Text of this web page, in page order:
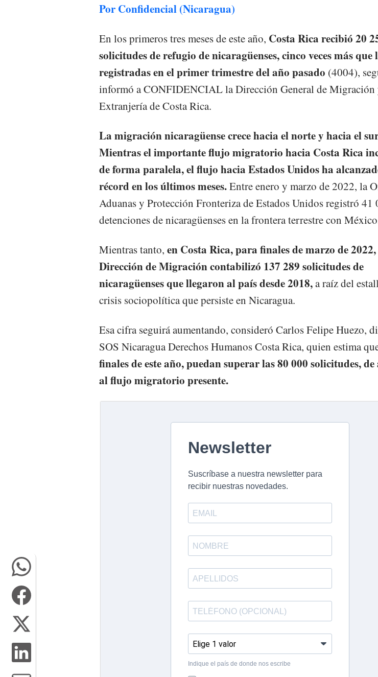
Por Confidencial (Nicaragua)
En los primeros tres meses de este año, Costa Rica recibió 20
solicitudes de refugio de nicaragüenses, cinco veces más que
registradas en el primer trimestre del año pasado (4004),
informó a CONFIDENCIAL la Dirección General de Migración
Extranjería de Costa Rica.
La migración nicaragüense crece hacia el norte y hacia el
Mientras el importante flujo migratorio hacia Costa Rica
de forma paralela, el flujo hacia Estados Unidos ha
récord en los últimos meses.Entre enero y marzo de 2022, la
Aduanas y Protección Fronteriza de Estados Unidos registró 41
detenciones de nicaragüenses en la frontera terrestre con
Mientras tanto, en Costa Rica, para finales de marzo de
Dirección de Migración contabilizó 137 289 solicitudes de
nicaragüenses que llegaron al país desde 2018,a raíz del
crisis sociopolítica que persiste en Nicaragua.
Esa cifra seguirá aumentando, consideró Carlos Felipe Huezo,
SOS Nicaragua Derechos Humanos Costa Rica, quien estima
finales de este año, puedan superar las 80 000 solicitudes,
al flujo migratorio presente.